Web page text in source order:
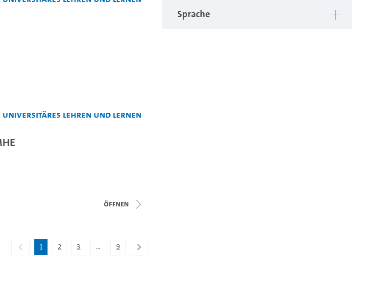
Sprache
Lehren und Lernen
Öffnen
1 2 3 ...Zwischenseiten Navigieren mit TAB-Taste.
9